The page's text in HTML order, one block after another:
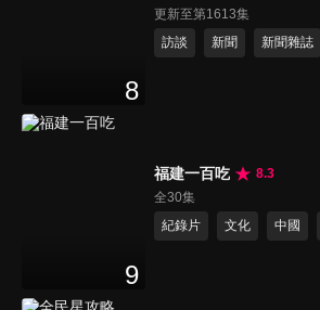
8
更新至第1613集
訪談
新聞 新聞雜誌
9
福建一百吃
8.3
全30集
紀錄片
文化 中國